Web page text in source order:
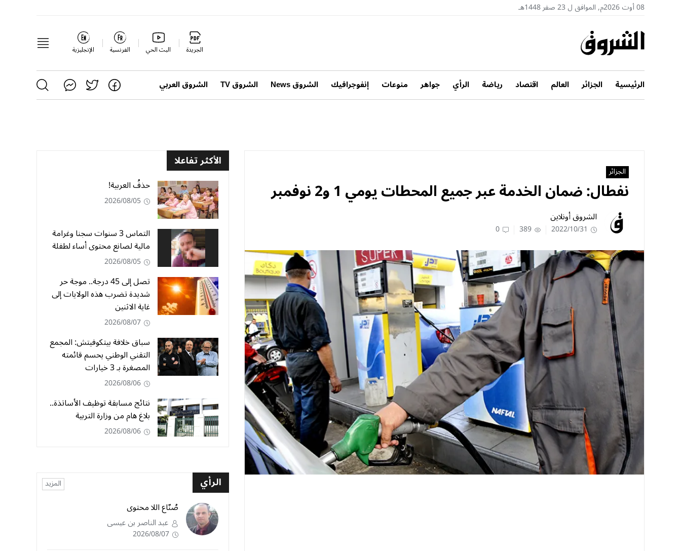
08 أوت 2026م, الموافق ل 23 صفر 1448هـ
الجريدة البث الحي الفرنسية الإنجليزية
الرئيسية الجزائر العالم اقتصاد رياضة الرأي جواهر منوعات إنفوجرافيك الشروق News الشروق TV الشروق العربي
الجزائر
نفطال: ضمان الخدمة عبر جميع المحطات يومي 1 و2 نوفمبر
الشروق أونلاين
2022/10/31
389
0
الأكثر تفاعلا
حذفُ العربية!
2026/08/05
التماس 3 سنوات سجنا وغرامة
مالية لصانع محتوى أساء لطفلة
2026/08/05
تصل إلى 45 درجة.. موجة حر
شديدة تضرب هذه الولايات إلى
غاية الاثنين
2026/08/07
سباق خلافة بيتكوفيتش: المجمع
التقني الوطني يحسم قائمته
المصغرة بـ 3 خيارات
2026/08/06
نتائج مسابقة توظيف الأساتذة..
بلاغ هام من وزارة التربية
2026/08/06
الرأي المزيد
صُنّاع اللا محتوى
عبد الناصر بن عيسى
2026/08/07